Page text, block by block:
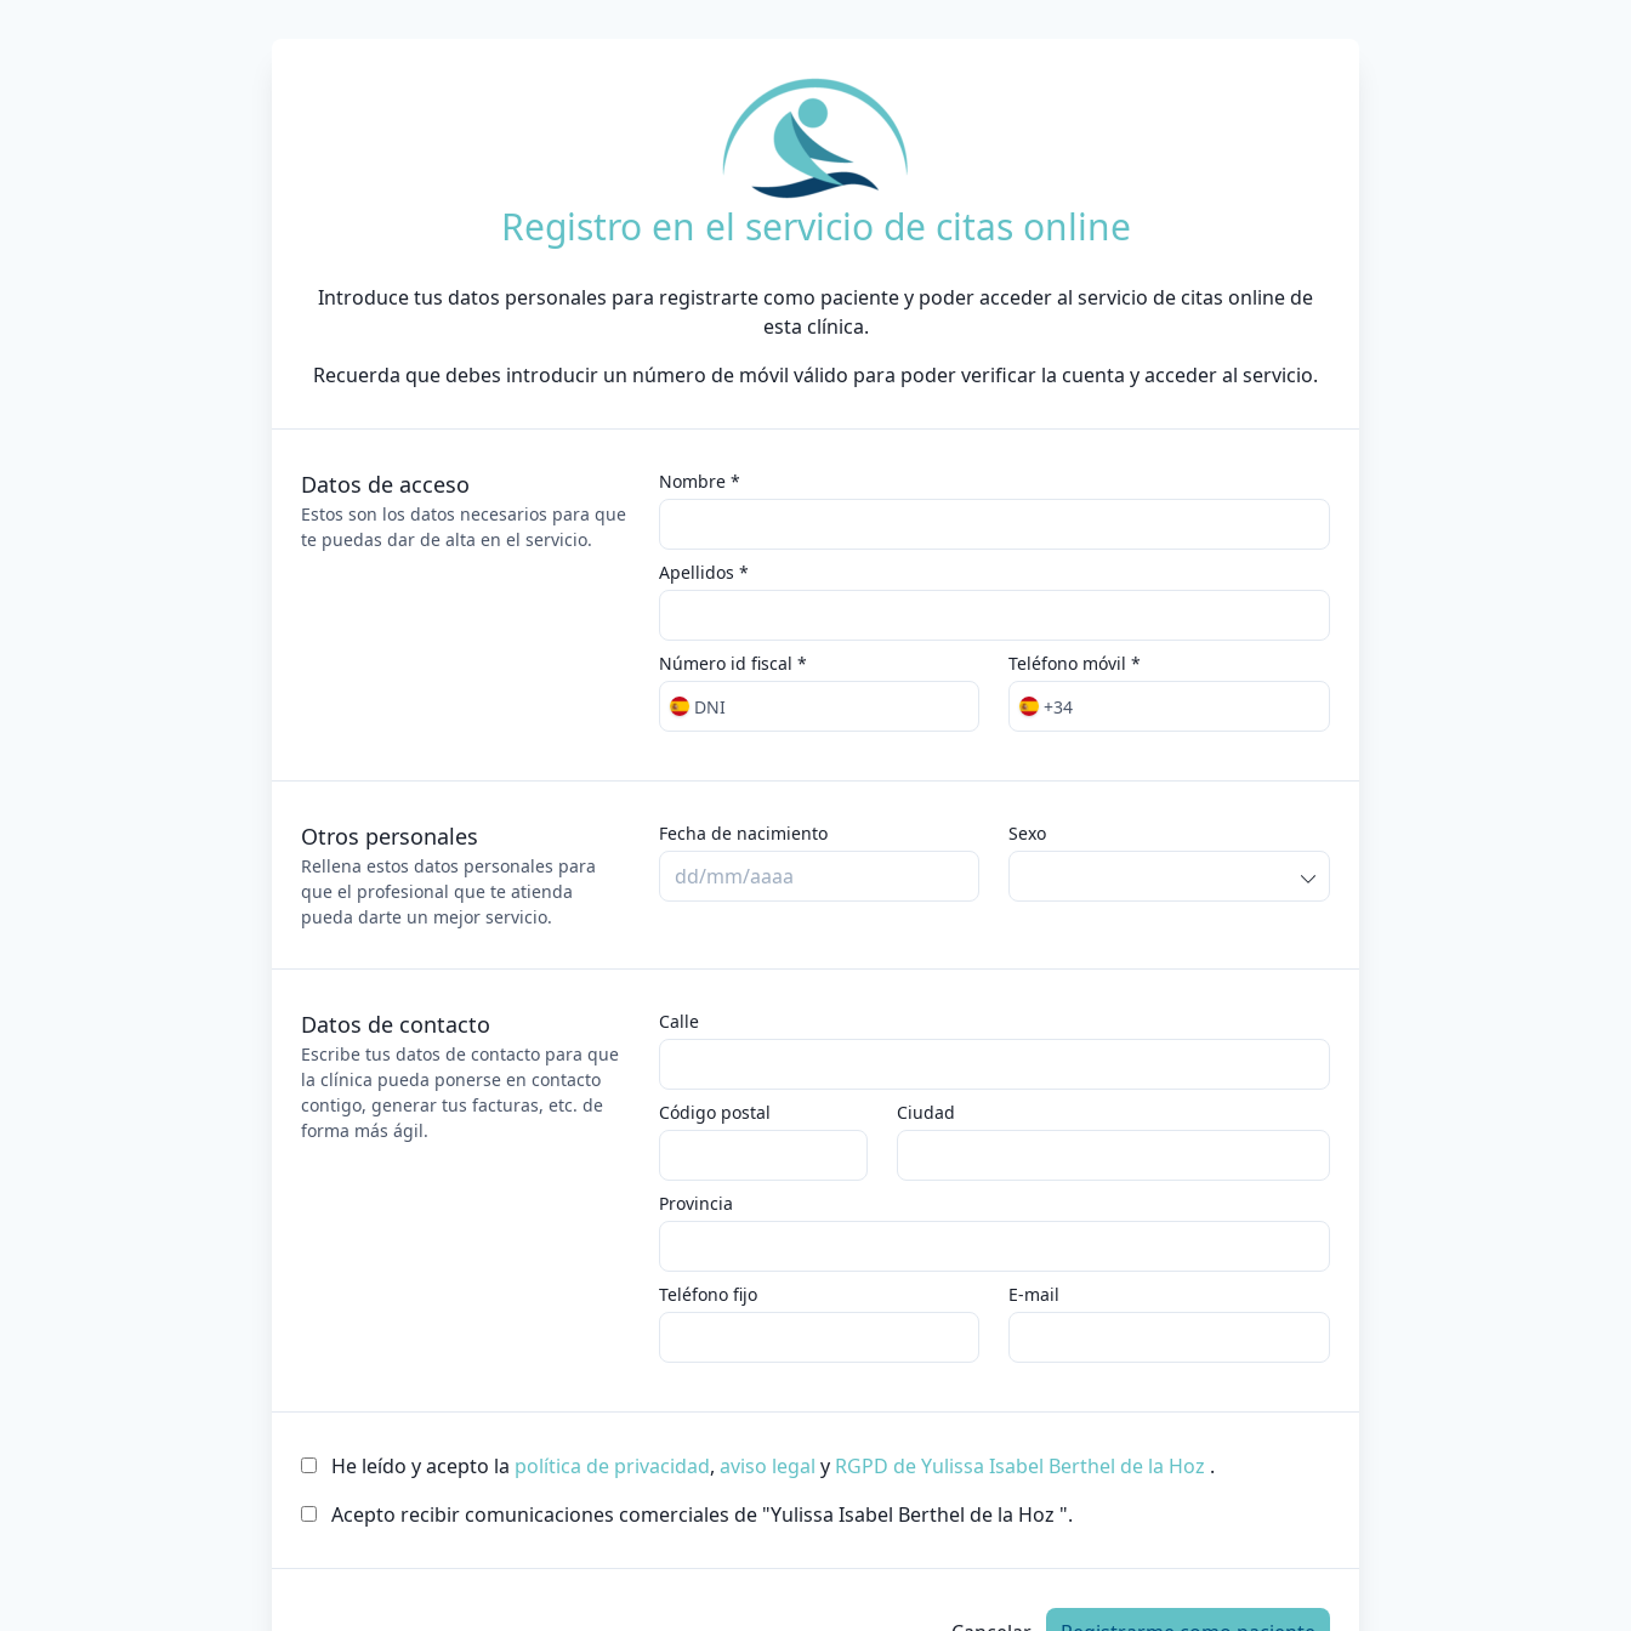
Registro en el servicio de citas online
Introduce tus datos personales para registrarte como paciente y poder acceder al servicio de citas online de
esta clínica.
Recuerda que debes introducir un número de móvil válido para poder verificar la cuenta y acceder al servicio.
Datos de acceso
Estos son los datos necesarios para que
te puedas dar de alta en el servicio.
Nombre *
Apellidos *
Número id fiscal *
DNI
Teléfono móvil *
+34
Otros personales
Rellena estos datos personales para
que el profesional que te atienda
pueda darte un mejor servicio.
Fecha de nacimiento Sexo
Datos de contacto
Escribe tus datos de contacto para que
la clínica pueda ponerse en contacto
contigo, generar tus facturas, etc. de
forma más ágil.
Calle
Código postal Ciudad
Provincia
Teléfono fijo E-mail
He leído y acepto la política de privacidad, aviso legal y RGPD de Yulissa Isabel Berthel de la Hoz .
Acepto recibir comunicaciones comerciales de "Yulissa Isabel Berthel de la Hoz ".